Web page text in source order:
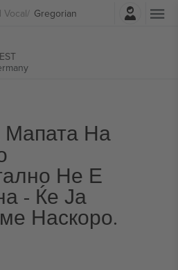
Vocal Gregorian
Најави се
Мапата На
Не Е
- Ќе Ја
Наскоро.